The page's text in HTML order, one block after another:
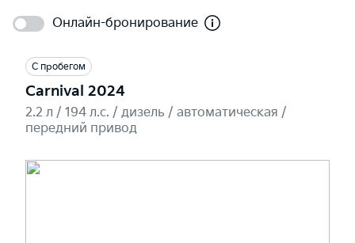
Онлайн-бронирование
С пробегом
Carnival 2024
2.2 л / 194 л.c. / дизель / автоматическая /
передний привод